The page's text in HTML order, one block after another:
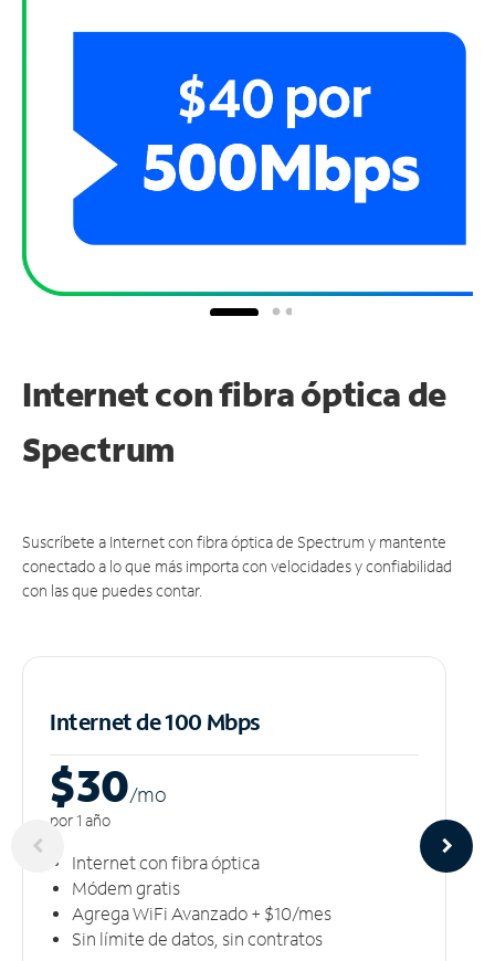
Internet con fibra óptica de
Spectrum
Suscríbete a Internet con fibra óptica de Spectrum y mantente
conectado a lo que más importa con velocidades y confiabilidad
con las que puedes contar.
Internet de 100 Mbps
$30/mo
por 1 año
Internet con fibra óptica
Módem gratis
Agrega WiFi Avanzado + $10/mes
Sin límite de datos, sin contratos